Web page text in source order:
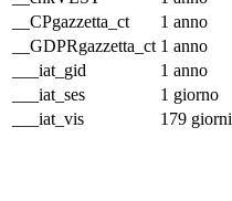
__CPgazzetta_ct
1 anno
__GDPRgazzetta_ct 1 anno
___iat_gid
1 anno
___iat_ses
1 giorno
___iat_vis
179 giorni